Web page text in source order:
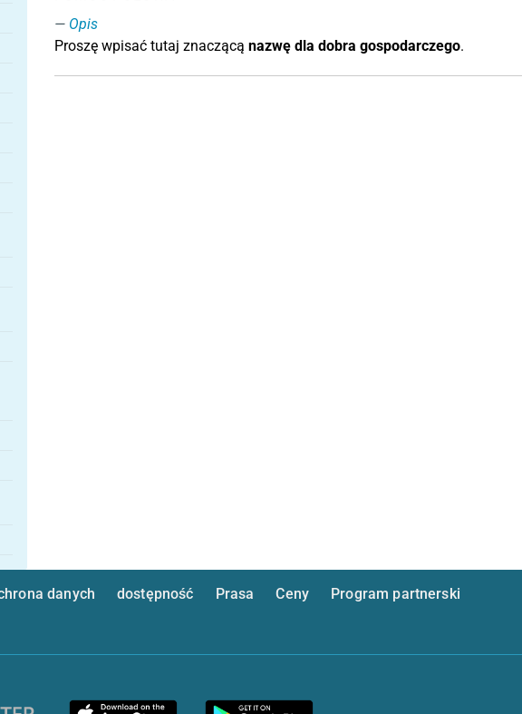
Opis
Proszę wpisać tutaj znaczącą nazwę dla dobra gospodarczego.
danych dostępność Prasa Ceny
Program partnerski